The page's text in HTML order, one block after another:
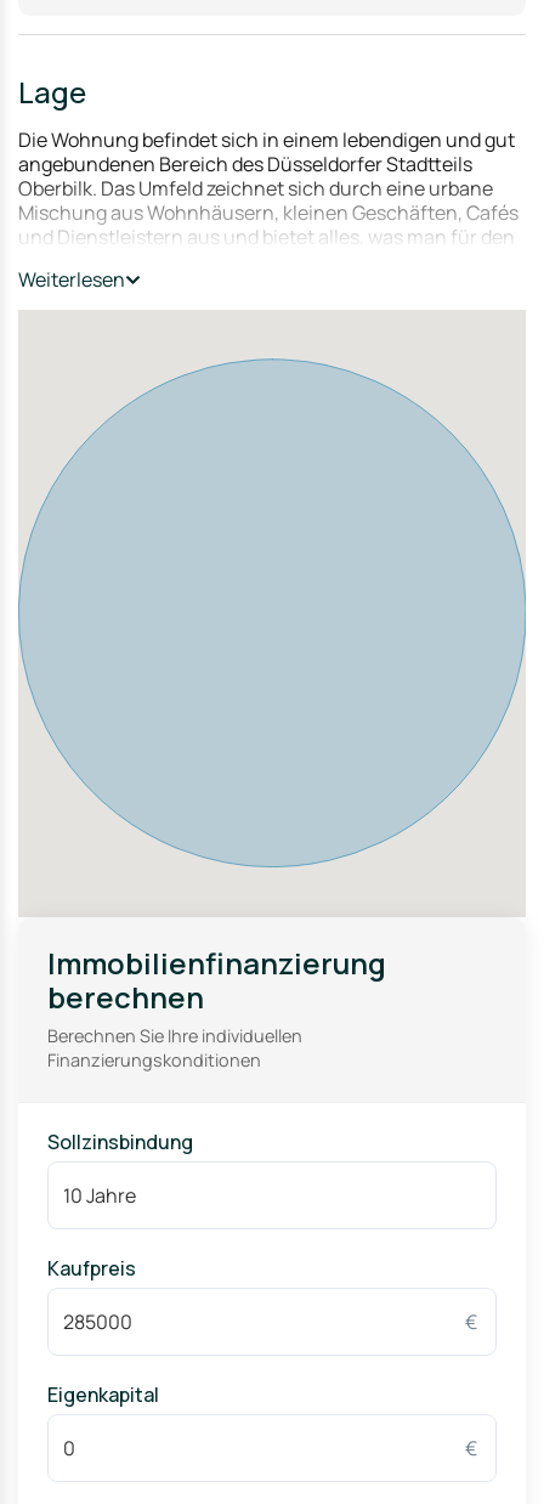
Lage
Die Wohnung befindet sich in einem lebendigen und gut
angebundenen Bereich des Düsseldorfer Stadtteils
Oberbilk. Das Umfeld zeichnet sich durch eine urbane
Mischung aus Wohnhäusern, kleinen Geschäften, Cafés
und Dienstleistern aus und bietet alles, was man für den
sowie diverse gastronomische Angebote sind bequem zu
Fuß erreichbar.
Nahverkehr - mit naheliegenden Bus- Straßenbahn- und
S-bahn-Verbindungen - gelangt man schnell in die
Innenstadt, zum Hauptbahnhof oder in umliegende
Stadtteile. Auch Sharing-Angebote sowie Radwege für
eine flexible Mobilität im Alltag.
Oberbilk ist ein Stadtteil im Wandel: Traditionelle
Altbauten treffen auf moderne Quartiersentwicklungen,
was eine vielfältige und dynamische Wohnatmosphäre
schafft. Gleichzeitig bieten nahegelegene Grünflächen
Freizeitgestaltung.
Insgesamt vereint die Lage eine optimale Infrastruktur,
kurze Wege und ein urbanes Wohnumfeld - ideal für alle,
die eine zentrale und praktische Stadtlage zu schätzen
wissen.
Weiterlesen
Immobilienfinanzierung
berechnen
Berechnen Sie Ihre individuellen
Finanzierungskonditionen
Sollzinsbindung
Kaufpreis
€
Eigenkapital
€